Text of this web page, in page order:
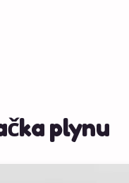
plynu